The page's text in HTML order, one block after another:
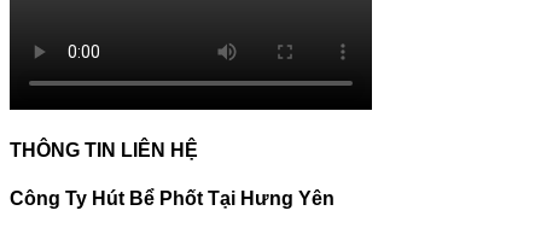
THÔNG TIN LIÊN HỆ
Công Ty Hút Bể Phốt Tại Hưng Yên